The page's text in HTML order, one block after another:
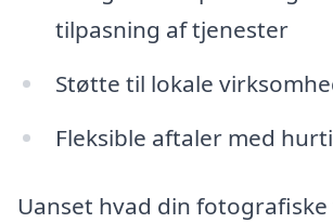
tilpasning af tjenester
Støtte til lokale
Fleksible aftaler med
Uanset hvad din fotografiske